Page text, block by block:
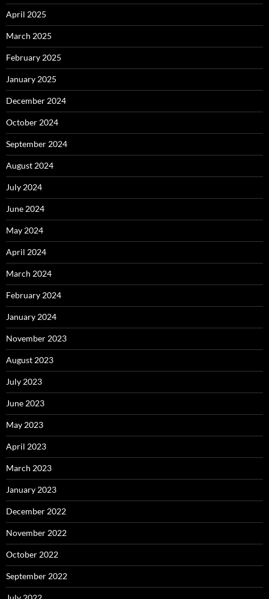
April 2025
March 2025
February 2025
January 2025
December 2024
October 2024
September 2024
August 2024
July 2024
June 2024
May 2024
April 2024
March 2024
February 2024
January 2024
November 2023
August 2023
July 2023
June 2023
May 2023
April 2023
March 2023
January 2023
December 2022
November 2022
October 2022
September 2022